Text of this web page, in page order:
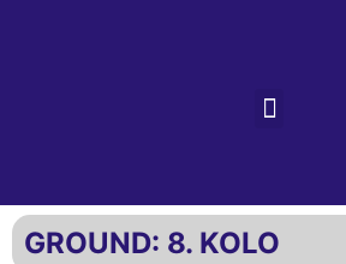
GROUND: 8. KOLO